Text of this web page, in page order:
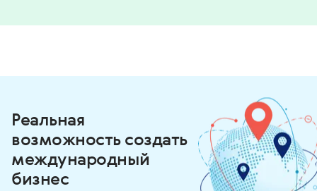
Реальная
возможность создать
международный
бизнес